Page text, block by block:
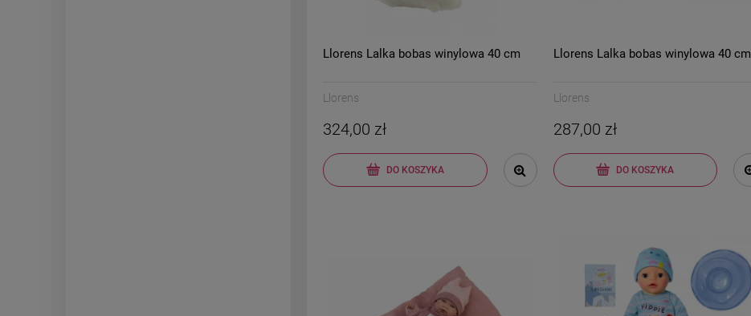
Llorens Lalka bobas winylowa 40 cm
Llorens
324,00 zł
DO KOSZYKA
Llorens Lalka bobas winylowa 40 cm
Llorens
287,00 zł
DO KOSZYKA